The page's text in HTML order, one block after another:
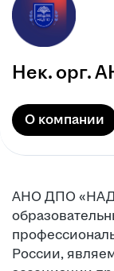
Нек. орг.
О компании
АНО ДПО
России,